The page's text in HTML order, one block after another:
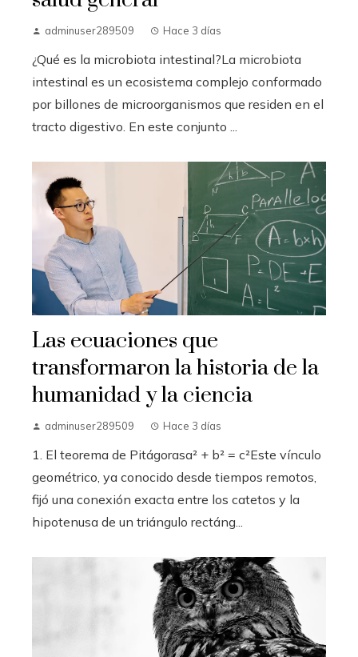
adminuser289509 Hace 3 días
¿Qué es la microbiota intestinal?La microbiota
intestinal es un ecosistema complejo conformado
por billones de microorganismos que residen en el
tracto digestivo. En este conjunto ...
Las ecuaciones que
transformaron la historia de la
humanidad y la ciencia
adminuser289509 Hace 3 días
1. El teorema de Pitágorasa² + b² = c²Este vínculo
geométrico, ya conocido desde tiempos remotos,
fijó una conexión exacta entre los catetos y la
hipotenusa de un triángulo rectáng...